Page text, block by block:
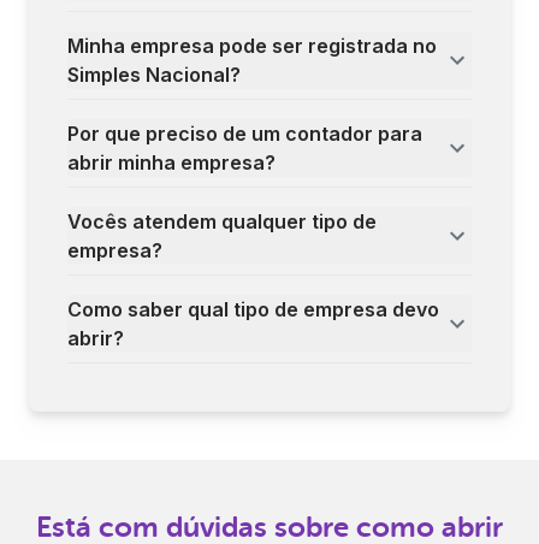
Minha empresa pode ser registrada no
Simples Nacional?
Por que preciso de um contador para
abrir minha empresa?
Vocês atendem qualquer tipo de
empresa?
Como saber qual tipo de empresa devo
abrir?
Está com dúvidas sobre como abrir